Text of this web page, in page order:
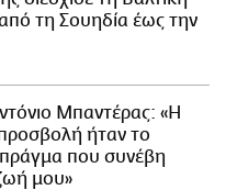
τη Σουηδία έως την
Μπαντέρας: «Η
ήταν το
που συνέβη
μου»